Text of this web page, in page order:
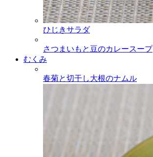
ひじきサラダ
さつまいもと豆のカレースープ
むくみ
春菊と切干し大根のナムル